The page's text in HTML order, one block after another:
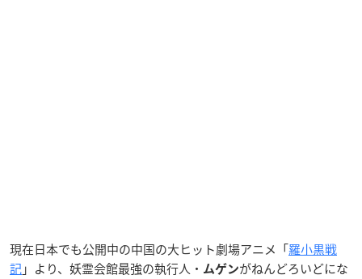
現在日本でも公開中の中国の大ヒット劇場アニメ「羅小黒戦
記」より、妖霊会館最強の執行人・ ムゲンがねんどろいどにな